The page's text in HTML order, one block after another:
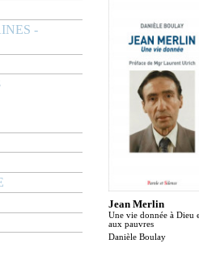
-
Jean Merlin
Une vie donnée à Dieu
aux pauvres
Danièle Boulay